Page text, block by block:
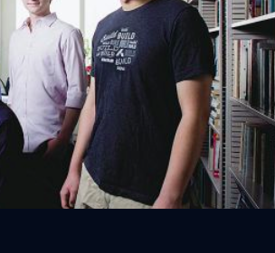
แม้แต่เรื่องวงการศึกษา เพราะล่าสุด มันมี
เรียนคงหมดความกังวลและความไม่มั่นใจผลงาน